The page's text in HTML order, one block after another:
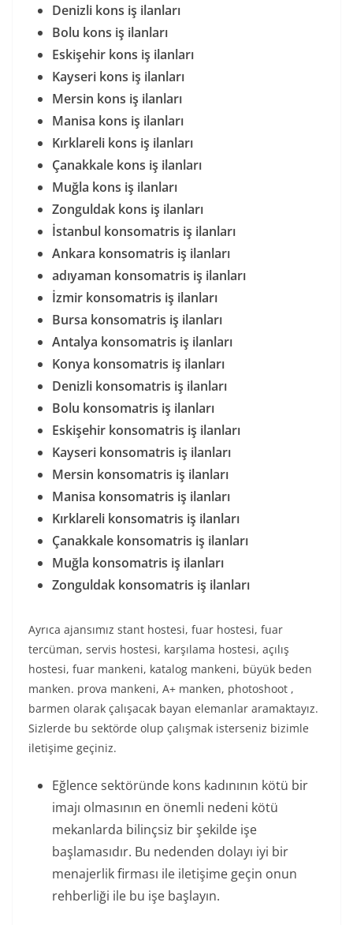
Denizli kons iş ilanları
Bolu kons iş ilanları
Eskişehir kons iş ilanları
Kayseri kons iş ilanları
Mersin kons iş ilanları
Manisa kons iş ilanları
Kırklareli kons iş ilanları
Çanakkale kons iş ilanları
Muğla kons iş ilanları
Zonguldak kons iş ilanları
İstanbul konsomatris iş ilanları
Ankara konsomatris iş ilanları
adıyaman konsomatris iş ilanları
İzmir konsomatris iş ilanları
Bursa konsomatris iş ilanları
Antalya konsomatris iş ilanları
Konya konsomatris iş ilanları
Denizli konsomatris iş ilanları
Bolu konsomatris iş ilanları
Eskişehir konsomatris iş ilanları
Kayseri konsomatris iş ilanları
Mersin konsomatris iş ilanları
Manisa konsomatris iş ilanları
Kırklareli konsomatris iş ilanları
Çanakkale konsomatris iş ilanları
Muğla konsomatris iş ilanları
Zonguldak konsomatris iş ilanları
Ayrıca ajansımız stant hostesi, fuar hostesi, fuar
tercüman, servis hostesi, karşılama hostesi, açılış
hostesi, fuar mankeni, katalog mankeni, büyük beden
manken. prova mankeni, A+ manken, photoshoot ,
barmen olarak çalışacak bayan elemanlar aramaktayız.
Sizlerde bu sektörde olup çalışmak isterseniz bizimle
iletişime geçiniz.
Eğlence sektöründe kons kadınının kötü bir
imajı olmasının en önemli nedeni kötü
mekanlarda bilinçsiz bir şekilde işe
başlamasıdır. Bu nedenden dolayı iyi bir
menajerlik firması ile iletişime geçin onun
rehberliği ile bu işe başlayın.